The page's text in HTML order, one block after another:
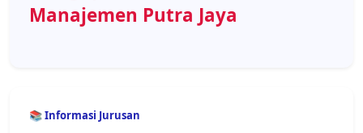
Manajemen Putra Jaya
📚 Informasi Jurusan